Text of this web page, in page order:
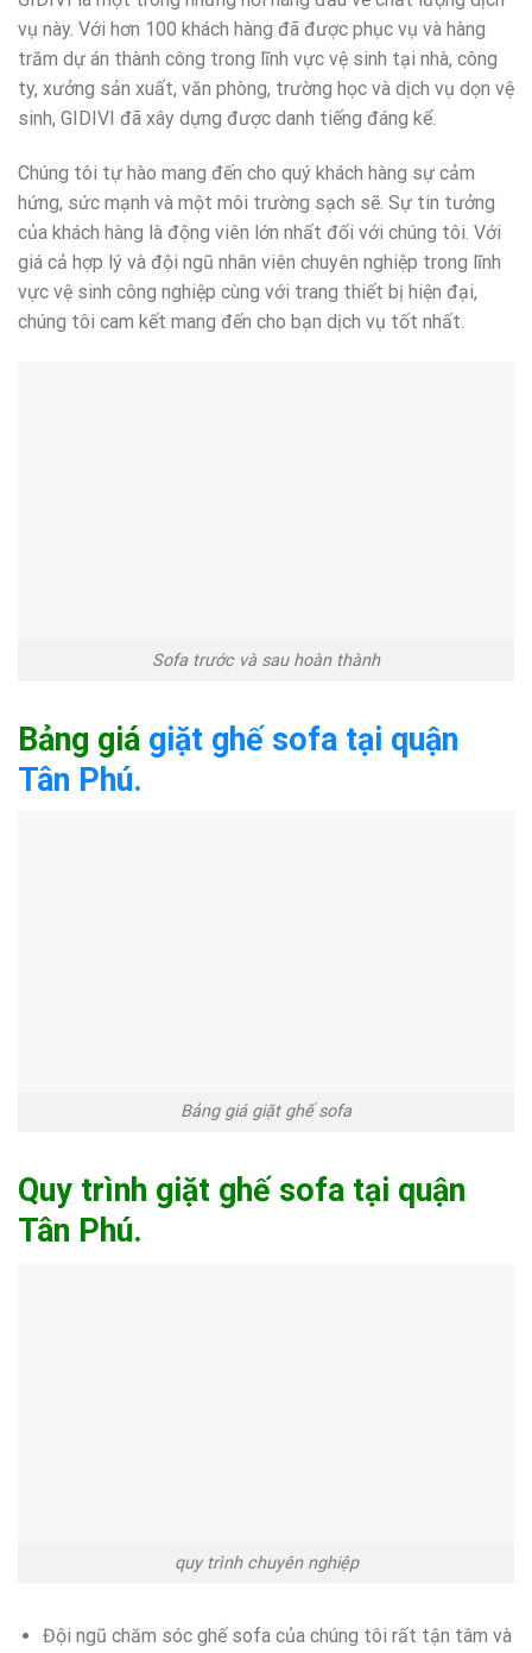
vụ này. Với hơn 100 khách hàng đã được phục vụ và hàng
trăm dự án thành công trong lĩnh vực vệ sinh tại nhà, công
ty, xưởng sản xuất, văn phòng, trường học và dịch vụ dọn vệ
sinh, GIDIVI đã xây dựng được danh tiếng đáng kể.
Chúng tôi tự hào mang đến cho quý khách hàng sự cảm
hứng, sức mạnh và một môi trường sạch sẽ. Sự tin tưởng
của khách hàng là động viên lớn nhất đối với chúng tôi. Với
giá cả hợp lý và đội ngũ nhân viên chuyên nghiệp trong lĩnh
vực vệ sinh công nghiệp cùng với trang thiết bị hiện đại,
chúng tôi cam kết mang đến cho bạn dịch vụ tốt nhất.
Sofa trước và sau hoàn thành
Bảng giá giặt ghế sofa tại quận
Tân Phú.
Bảng giá giặt ghế sofa
Quy trình giặt ghế sofa tại quận
Tân Phú.
quy trình chuyên nghiệp
Đội ngũ chăm sóc ghế sofa của chúng tôi rất tận tâm và